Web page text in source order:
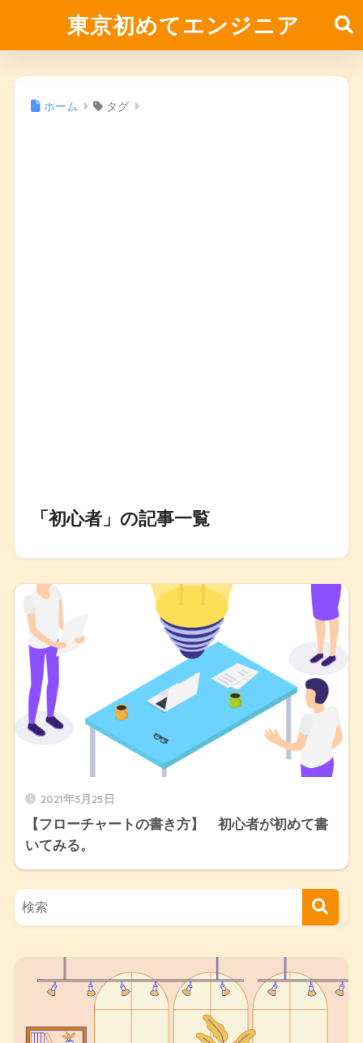
東京初めてエンジニア
ホーム タグ
「初心者」の記事一覧
2021年3月25日
【フローチャートの書き方】 初心者が初めて書
いてみる。